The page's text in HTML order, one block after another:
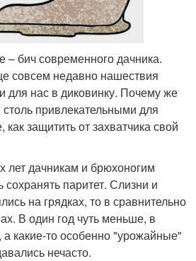
бич современного дачника.
совсем недавно нашествия
для нас в диковинку. Почему же
привлекательными для
защитить от захватчика свой
лет дачникам и брюхоногим
паритет. Слизни и
на грядках, то в сравнительно
В один год чуть меньше, в
а какие-то особенно "урожайные"
нечасто.